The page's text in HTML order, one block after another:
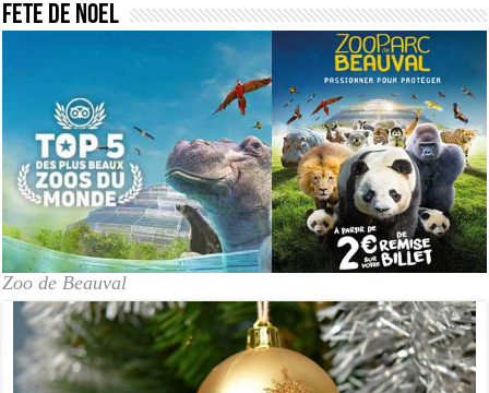
Fete de noel
Zoo de Beauval